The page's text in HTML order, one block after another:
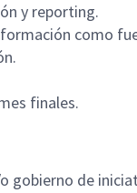
y reporting.
como
finales.
gobierno de